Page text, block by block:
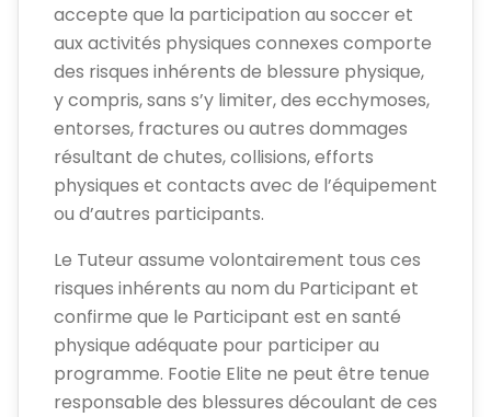
accepte que la participation au soccer et
aux activités physiques connexes comporte
des risques inhérents de blessure physique,
y compris, sans s’y limiter, des ecchymoses,
entorses, fractures ou autres dommages
résultant de chutes, collisions, efforts
physiques et contacts avec de l’équipement
ou d’autres participants.
Le Tuteur assume volontairement tous ces
risques inhérents au nom du Participant et
confirme que le Participant est en santé
physique adéquate pour participer au
programme. Footie Elite ne peut être tenue
responsable des blessures découlant de ces